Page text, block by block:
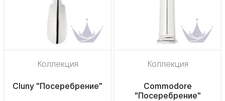
Коллекция
Cluny "Посеребрение"
Коллекция
Commodore
"Посеребрение"